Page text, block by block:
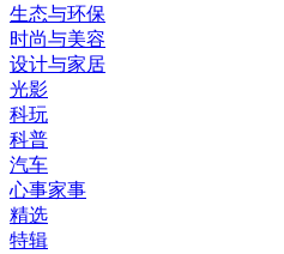
生态与环保
时尚与美容
设计与家居
光影
科玩
科普
汽车
心事家事
精选
特辑